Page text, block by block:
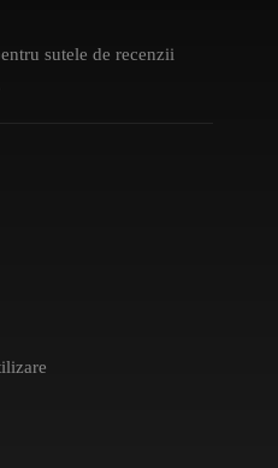
sutele de recenzii